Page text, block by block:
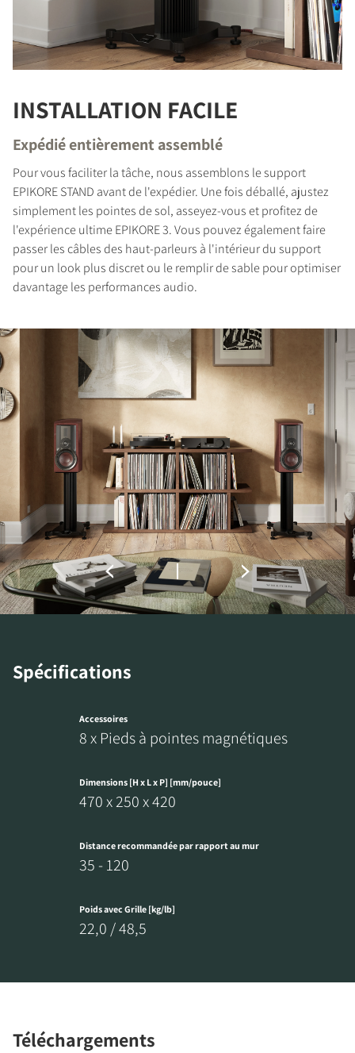
COMPARER LES PRODUITS
INSTALLATION FACILE
Expédié entièrement assemblé
Pour vous faciliter la tâche, nous assemblons le support
EPIKORE STAND avant de l'expédier. Une fois déballé, ajustez
simplement les pointes de sol, asseyez-vous et profitez de
l'expérience ultime EPIKORE 3. Vous pouvez également faire
passer les câbles des haut-parleurs à l'intérieur du support
pour un look plus discret ou le remplir de sable pour optimiser
davantage les performances audio.
Spécifications
Accessoires
8 x Pieds à pointes magnétiques
Dimensions [H x L x P] [mm/pouce]
470 x 250 x 420
Distance recommandée par rapport au mur
35 - 120
Poids avec Grille [kg/lb]
22,0 / 48,5
Téléchargements
INSCRIVEZ-VOUS POUR
TÉLÉCHARGEMENTS
directement à tous les fichiers en
téléchargement verrouillés de notre site Web.